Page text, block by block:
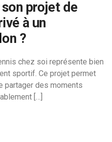
projet de
à un
?
chez soi représente bien
sportif. Ce projet permet
partager des moments
[…]